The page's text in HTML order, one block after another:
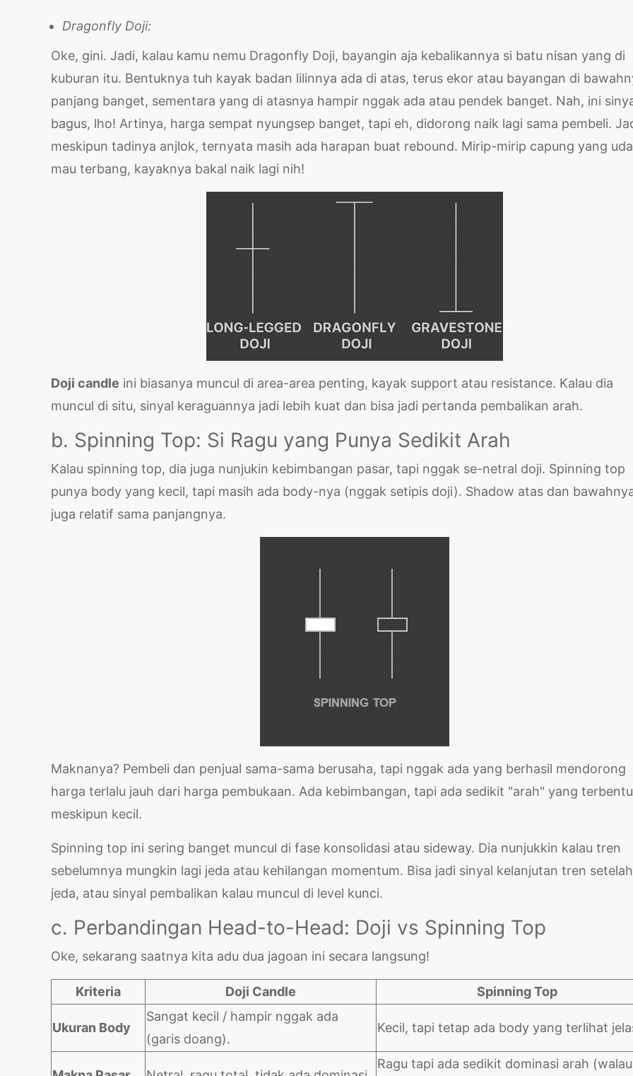
Dragonfly Doji:
Oke, gini. Jadi, kalau kamu nemu Dragonfly Doji, bayangin aja kebalikannya si batu nisan yang di
kuburan itu. Bentuknya tuh kayak badan lilinnya ada di atas, terus ekor atau bayangan di
panjang banget, sementara yang di atasnya hampir nggak ada atau pendek banget. Nah, ini
bagus, lho! Artinya, harga sempat nyungsep banget, tapi eh, didorong naik lagi sama pembeli.
meskipun tadinya anjlok, ternyata masih ada harapan buat rebound. Mirip-mirip capung yang
mau terbang, kayaknya bakal naik lagi nih!
Doji candle ini biasanya muncul di area-area penting, kayak support atau resistance. Kalau dia
muncul di situ, sinyal keraguannya jadi lebih kuat dan bisa jadi pertanda pembalikan arah.
b. Spinning Top: Si Ragu yang Punya Sedikit Arah
Kalau spinning top, dia juga nunjukin kebimbangan pasar, tapi nggak se-netral doji. Spinning top
punya body yang kecil, tapi masih ada body-nya (nggak setipis doji). Shadow atas dan
juga relatif sama panjangnya.
Maknanya? Pembeli dan penjual sama-sama berusaha, tapi nggak ada yang berhasil mendorong
harga terlalu jauh dari harga pembukaan. Ada kebimbangan, tapi ada sedikit "arah" yang
meskipun kecil.
Spinning top ini sering banget muncul di fase konsolidasi atau sideway. Dia nunjukkin kalau tren
sebelumnya mungkin lagi jeda atau kehilangan momentum. Bisa jadi sinyal kelanjutan tren setelah
jeda, atau sinyal pembalikan kalau muncul di level kunci.
c. Perbandingan Head-to-Head: Doji vs Spinning Top
Oke, sekarang saatnya kita adu dua jagoan ini secara langsung!
Kriteria Doji Candle Spinning Top
Ukuran Body
Sangat kecil / hampir nggak ada
(garis doang).
Kecil, tapi tetap ada body yang terlihat
Ragu tapi ada sedikit dominasi arah (walau